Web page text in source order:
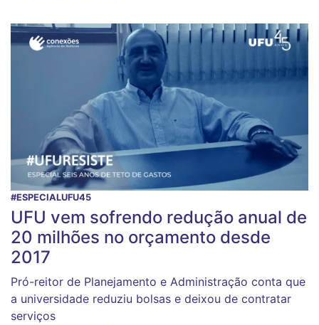
#ESPECIALUFU45
UFU vem sofrendo redução anual de
20 milhões no orçamento desde
2017
Pró-reitor de Planejamento e Administração conta que
a universidade reduziu bolsas e deixou de contratar
serviços